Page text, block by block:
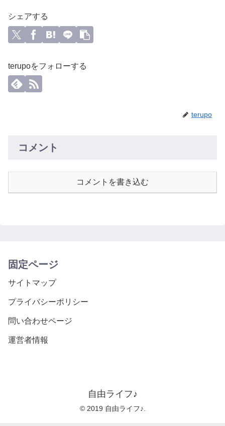
シェアする
terupoをフォローする
terupo
コメント
コメントを書き込む
固定ページ
サイトマップ
プライバシーポリシー
問い合わせページ
運営者情報
自由ライフ♪
© 2019 自由ライフ♪.